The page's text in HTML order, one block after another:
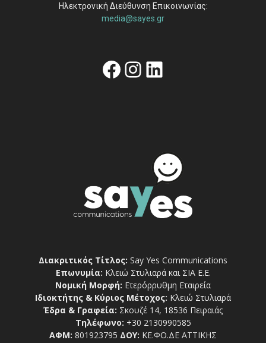
Ηλεκτρονική Διεύθυνση Επικοινωνίας:
media@sayes.gr
Facebook
Instagram
Linkedin
Διακριτικός Τίτλος: Say Yes Communications
Επωνυμία: Κλειώ Στυλιαρά και ΣΙΑ Ε.Ε.
Νομική Μορφή: Ετερόρρυθμη Εταιρεία
Ιδιοκτήτης & Κύριος Μέτοχος: Κλειώ Στυλιαρά
Έδρα & Γραφεία: Σκουζέ 14, 18536 Πειραιάς
Τηλέφωνο: +30 2130990585
ΑΦΜ: 801923795 ΔΟΥ: ΚΕ.ΦΟ.ΔΕ ΑΤΤΙΚΗΣ